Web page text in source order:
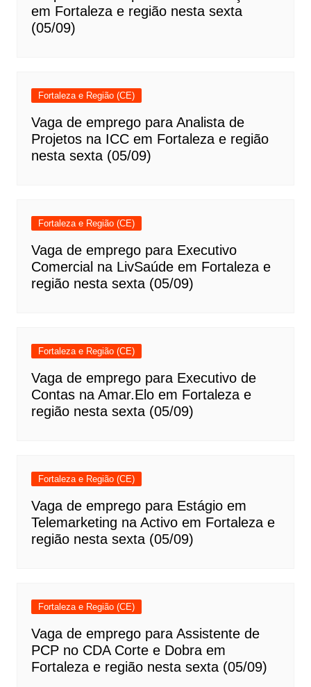
em Fortaleza e região nesta sexta
(05/09)
Fortaleza e Região (CE)
Vaga de emprego para Analista de
Projetos na ICC em Fortaleza e região
nesta sexta (05/09)
Fortaleza e Região (CE)
Vaga de emprego para Executivo
Comercial na LivSaúde em Fortaleza e
região nesta sexta (05/09)
Fortaleza e Região (CE)
Vaga de emprego para Executivo de
Contas na Amar.Elo em Fortaleza e
região nesta sexta (05/09)
Fortaleza e Região (CE)
Vaga de emprego para Estágio em
Telemarketing na Activo em Fortaleza e
região nesta sexta (05/09)
Fortaleza e Região (CE)
Vaga de emprego para Assistente de
PCP no CDA Corte e Dobra em
Fortaleza e região nesta sexta (05/09)